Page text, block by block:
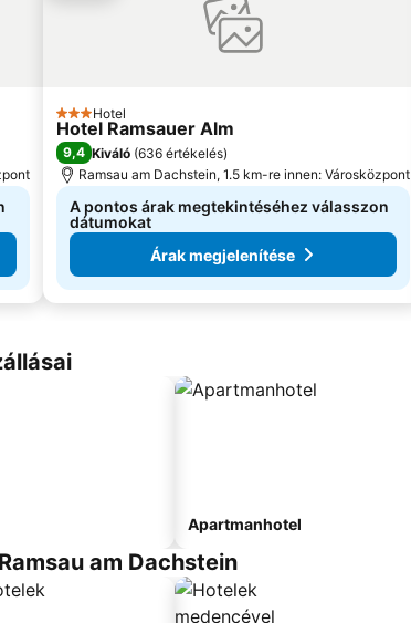
3 Kategória
Hotel
Hotel Ramsauer Alm
9,4 Kiváló (636 értékelés)
Ramsau am Dachstein, 1.5 km-re innen: Városközpont
A pontos árak megtekintéséhez válasszon
dátumokat
Árak megjelenítése
Apartmanhotel
am Dachstein